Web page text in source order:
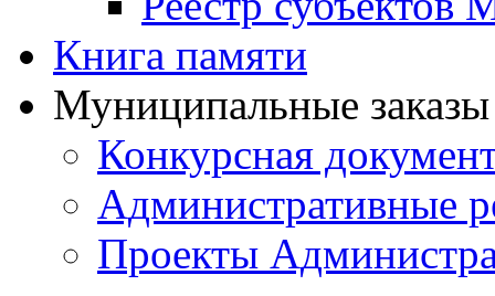
Книга памяти
Муниципальные
Конкурсная
Административные
Проекты